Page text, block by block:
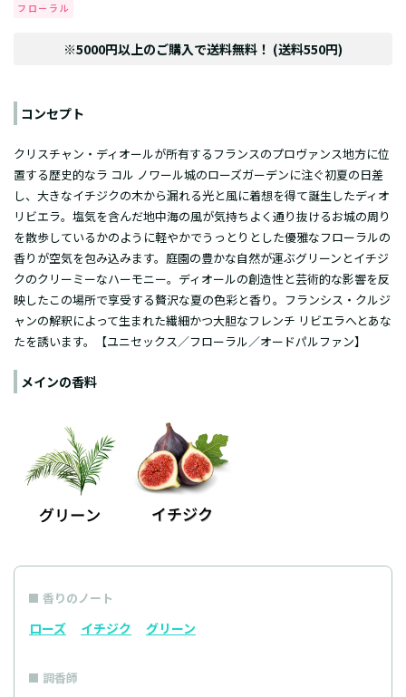
フローラル
※5000円以上のご購入で送料無料！ (送料550円)
コンセプト
クリスチャン・ディオールが所有するフランスのプロヴァンス地方に位
置する歴史的なラ コル ノワール城のローズガーデンに注ぐ初夏の日差
し、大きなイチジクの木から漏れる光と風に着想を得て誕生したディオ
リビエラ。塩気を含んだ地中海の風が気持ちよく通り抜けるお城の周り
を散歩しているかのように軽やかでうっとりとした優雅なフローラルの
香りが空気を包み込みます。庭園の豊かな自然が運ぶグリーンとイチジ
クのクリーミーなハーモニー。ディオールの創造性と芸術的な影響を反
映したこの場所で享受する贅沢な夏の色彩と香り。フランシス・クルジ
ャンの解釈によって生まれた繊細かつ大胆なフレンチ リビエラへとあな
たを誘います。【ユニセックス／フローラル／オードパルファン】
メインの香料
香りのノート
ローズ イチジク グリーン
調香師